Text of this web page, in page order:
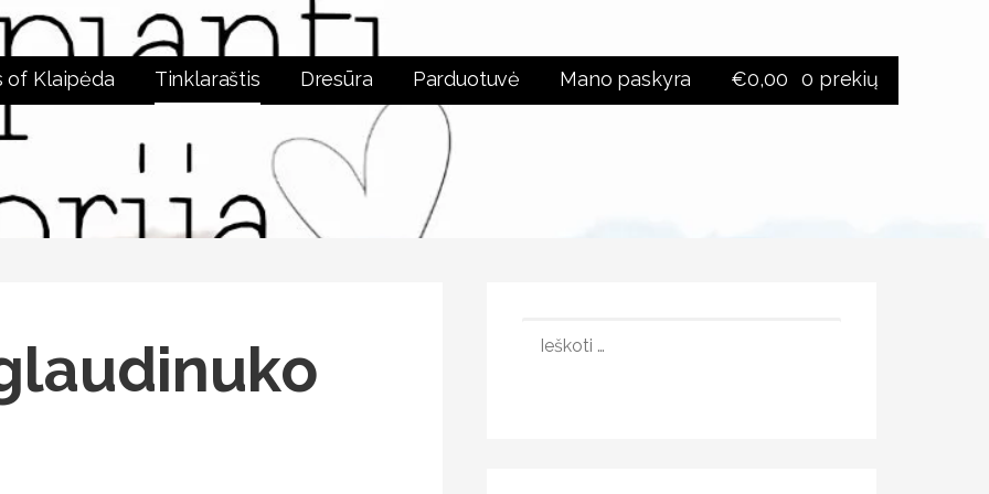
of Klaipėda Tinklaraštis Dresūra Parduotuvė Mano paskyra €0,00 0 prekių